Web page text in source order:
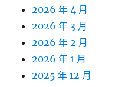
2026 年 4 月
2026 年 3 月
2026 年 2 月
2026 年 1 月
2025 年 12 月